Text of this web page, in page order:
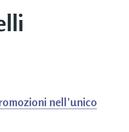
nell’unico